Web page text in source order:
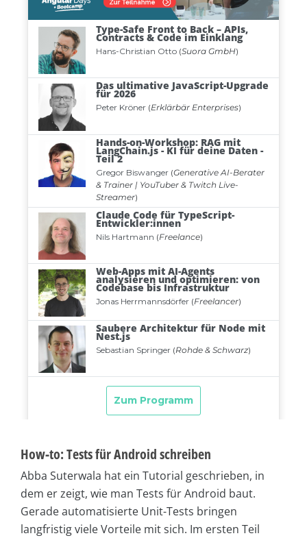
How-to: Tests für Android schreiben
Abba Suterwala hat ein Tutorial geschrieben, in
dem er zeigt, wie man Tests für Android baut.
Gerade automatisierte Unit-Tests bringen
langfristig viele Vorteile mit sich. Im ersten Teil